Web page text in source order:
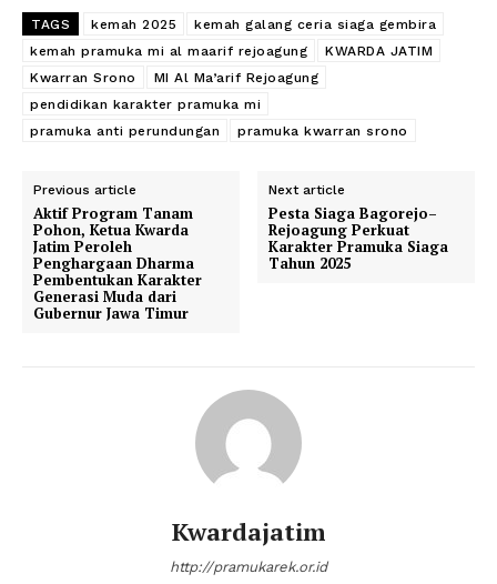
TAGS kemah 2025
kemah galang ceria siaga gembira
kemah pramuka mi al maarif rejoagung
KWARDA JATIM
Kwarran Srono
MI Al Ma’arif Rejoagung
pendidikan karakter pramuka mi
pramuka anti perundungan
pramuka kwarran srono
Previous article
Aktif Program Tanam
Pohon, Ketua Kwarda
Jatim Peroleh
Penghargaan Dharma
Pembentukan Karakter
Generasi Muda dari
Gubernur Jawa Timur
Next article
Pesta Siaga Bagorejo–
Rejoagung Perkuat
Karakter Pramuka Siaga
Tahun 2025
Kwardajatim
http://pramukarek.or.id